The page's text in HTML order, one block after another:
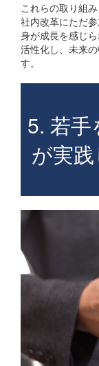
これらの取り組
社内改革にただ
身が成長を感じ
活性化し、未来
す。
5. 若
が実